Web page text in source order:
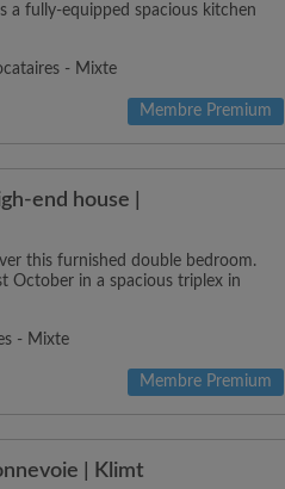
a fully-equipped spacious kitchen
- Mixte
Membre Premium
end house |
this furnished double bedroom.
October in a spacious triplex in
- Mixte
Membre Premium
| Klimt